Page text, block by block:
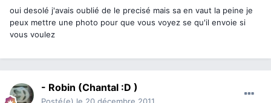
oui desolé j'avais oublié de le precisé mais sa en vaut la peine je
peux mettre une photo pour que vous voyez se qu'il envoie si
vous voulez
- Robin (Chantal :D )